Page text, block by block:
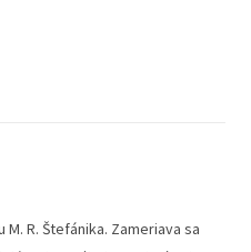
R. Štefánika. Zameriava sa